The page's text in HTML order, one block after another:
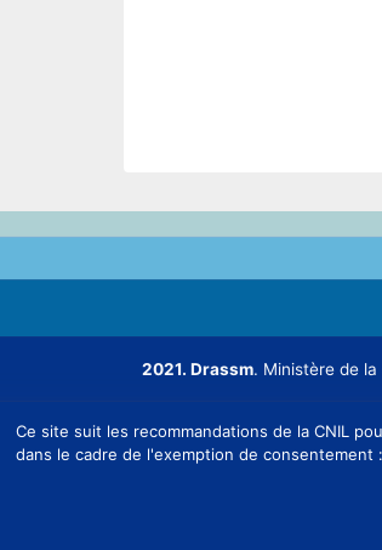
2021. Drassm. Ministère de
Ce site suit les recommandations de la CNIL
dans le cadre de l'exemption de consentement :